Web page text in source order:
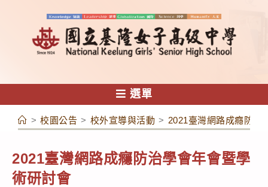
容
選單
> 校園公告 > 校外宣導與活動 > 2021臺灣網路成癮防治
2021臺灣網路成癮防治學會年會暨學
術研討會